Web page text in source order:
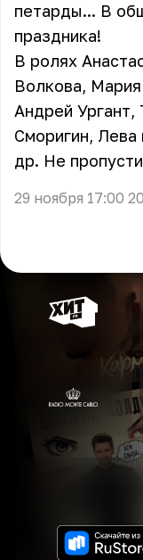
петарды... В
праздника!
В ролях
Волкова,
Андрей Ургант,
Сморигин,
др. Не
29 ноября 17:00